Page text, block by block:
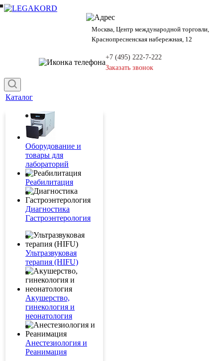
Москва, Центр международной торговли,
Краснопресненская набережная, 12
+7 (495) 222-7-222
Заказать звонок
Каталог
Оборудование и
товары для
лабораторий
Реабилитация
Диагностика
Гастроэнтерология
Ультразвуковая
терапия (HIFU)
Акушерство,
гинекология и
неонатология
Анестезиология и
Реанимация